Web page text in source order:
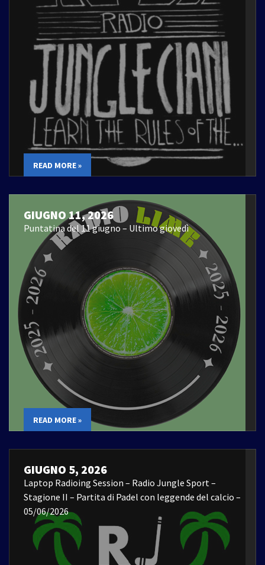
READ MORE »
GIUGNO 11, 2026
Puntatina del 11 giugno – Ultimo giovedì
READ MORE »
GIUGNO 5, 2026
Laptop Radioing Session – Radio Jungle Sport –
Stagione II – Partita di Padel con leggende del calcio –
05/06/2026